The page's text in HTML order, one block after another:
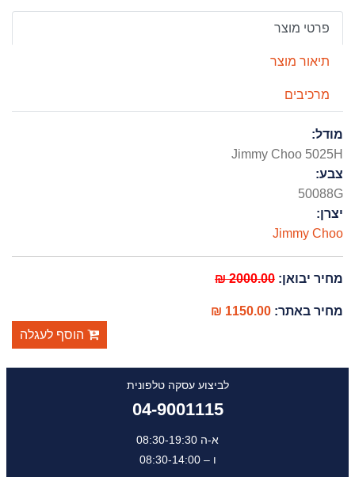
פרטי מוצר
תיאור מוצר
מרכיבים
מודל:
Jimmy Choo 5025H
צבע:
50088G
יצרן:
Jimmy Choo
מחיר יבואן:2000.00 ₪
מחיר באתר:1150.00 ₪
הוסף לעגלה
לביצוע עסקה טלפונית
04-9001115
א-ה 08:30-19:30
ו – 08:30-14:00